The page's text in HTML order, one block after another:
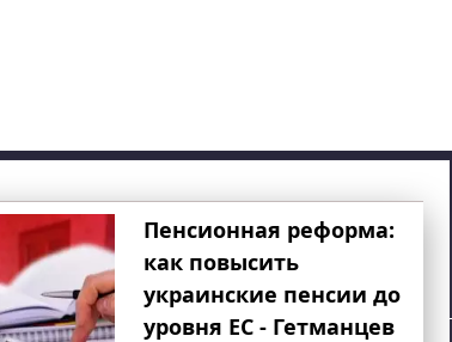
Пенсионная реформа:
как повысить
украинские пенсии до
уровня ЕС - Гетманцев